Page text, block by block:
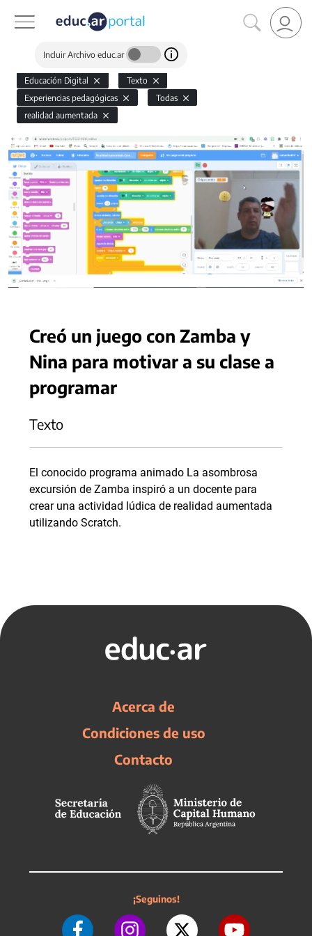
Incluir Archivo educ.ar
Educación Digital
Texto
Experiencias pedagógicas
Todas
realidad aumentada
Creó un juego con Zamba y
Nina para motivar a su clase a
programar
Texto
El conocido programa animado La asombrosa
excursión de Zamba inspiró a un docente para
crear una actividad lúdica de realidad aumentada
utilizando Scratch.
Acerca de
Condiciones de uso
Contacto
¡Seguinos!